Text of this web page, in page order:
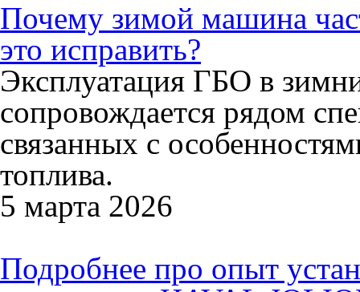
Почему зимой машина
это исправить?
Эксплуатация ГБО в
сопровождается рядом
связанных с
топлива.
5 марта 2026
Подробнее про опыт